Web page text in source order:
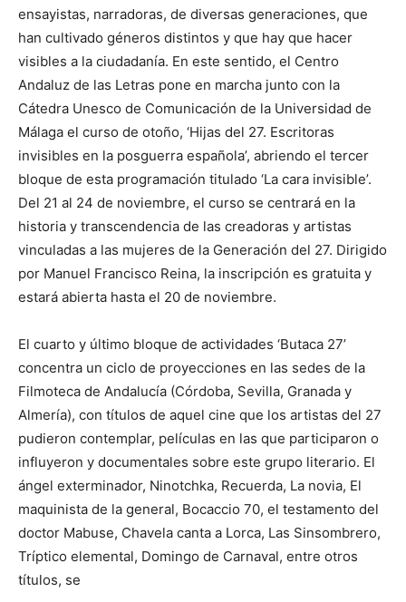
ensayistas, narradoras, de diversas generaciones, que
han cultivado géneros distintos y que hay que hacer
visibles a la ciudadanía. En este sentido, el Centro
Andaluz de las Letras pone en marcha junto con la
Cátedra Unesco de Comunicación de la Universidad de
Málaga el curso de otoño, ‘Hijas del 27. Escritoras
invisibles en la posguerra española’, abriendo el tercer
bloque de esta programación titulado ‘La cara invisible’.
Del 21 al 24 de noviembre, el curso se centrará en la
historia y transcendencia de las creadoras y artistas
vinculadas a las mujeres de la Generación del 27. Dirigido
por Manuel Francisco Reina, la inscripción es gratuita y
estará abierta hasta el 20 de noviembre.
El cuarto y último bloque de actividades ‘Butaca 27’
concentra un ciclo de proyecciones en las sedes de la
Filmoteca de Andalucía (Córdoba, Sevilla, Granada y
Almería), con títulos de aquel cine que los artistas del 27
pudieron contemplar, películas en las que participaron o
influyeron y documentales sobre este grupo literario. El
ángel exterminador, Ninotchka, Recuerda, La novia, El
maquinista de la general, Bocaccio 70, el testamento del
doctor Mabuse, Chavela canta a Lorca, Las Sinsombrero,
Tríptico elemental, Domingo de Carnaval, entre otros
títulos, se